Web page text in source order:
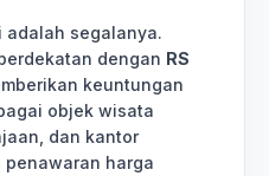
adalah segalanya.
dengan RS
keuntungan
objek wisata
dan kantor
penawaran harga